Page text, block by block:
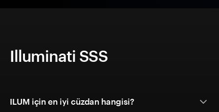
Illuminati SSS
ILUM için en iyi cüzdan hangisi?